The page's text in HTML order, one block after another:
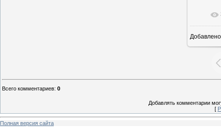
Добавлено
Всего комментариев: 0
Добавлять комментарии
[
Полная версия сайта